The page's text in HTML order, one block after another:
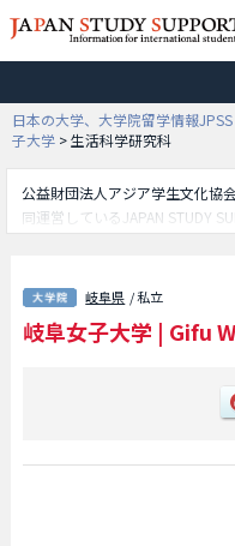
日本の大学、大学院留学情報JPSS
子大学 >生活科学研究科
公益財団法人アジア学生文化協
同運営しているJAPAN STUDY
科や生活科学研究科等、研究科
報、施設案内、アクセスなど外
是非ご利用ください。
岐阜県 / 私立
岐阜女子大学 | Gifu